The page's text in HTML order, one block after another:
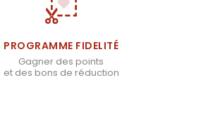
PROGRAMME FIDELITÉ
Gagner des points
et des bons de réduction